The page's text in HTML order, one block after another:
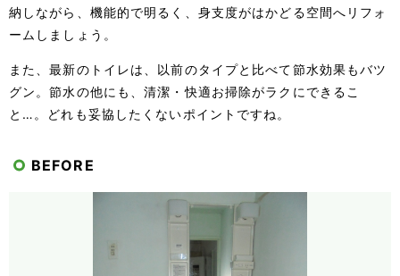
納しながら、機能的で明るく、身支度がはかどる空間へリフォ
ームしましょう。
また、最新のトイレは、以前のタイプと比べて節水効果もバツ
グン。節水の他にも、清潔・快適お掃除がラクにできるこ
と…。どれも妥協したくないポイントですね。
BEFORE